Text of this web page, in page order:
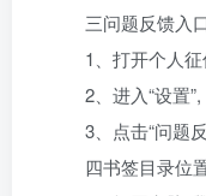
三问题反馈入
1、打开个人征信
2、进入“设置”,
3、点击“问题反
四书签目录位